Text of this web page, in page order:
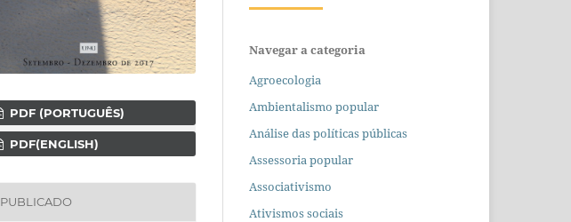
PDF (PORTUGUÊS)
PDF(ENGLISH)
PUBLICADO
Navegar a categoria
Agroecologia
Ambientalismo popular
Análise das políticas públicas
Assessoria popular
Associativismo
Ativismos sociais